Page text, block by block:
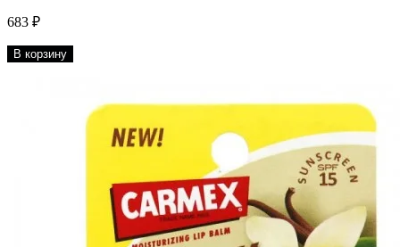
683 ₽
В корзину